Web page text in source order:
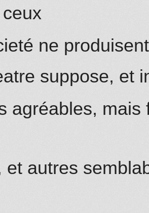
ne
suppose, et
agréables,
et autres